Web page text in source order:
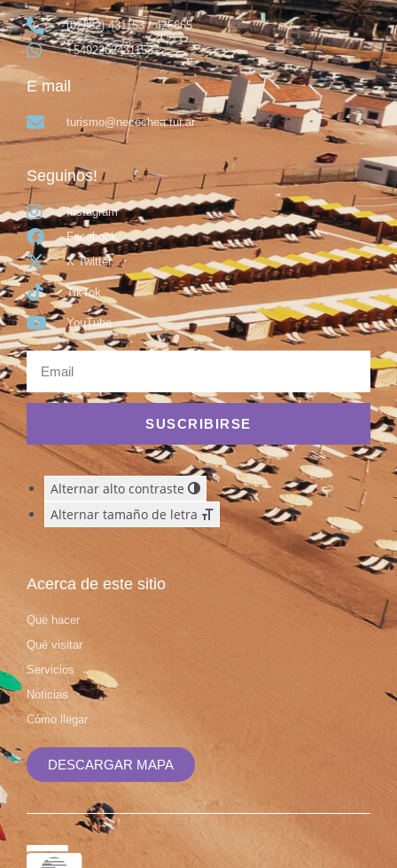
(02262) 431153 / 425665
+5492262431153
E mail
turismo@necochea.tur.ar
Seguinos!
Instagram
Facebook
X Twitter
TikTok
YouTube
SUSCRIBIRSE
Alternar alto contraste
Alternar tamaño de letra
Acerca de este sitio
Qué hacer
Qué visitar
Servicios
Noticias
Cómo llegar
DESCARGAR MAPA